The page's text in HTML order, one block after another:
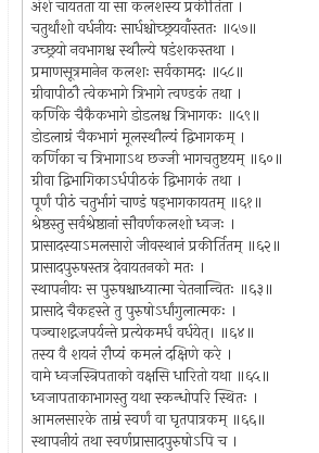
अंशे चायतता या सा कलशस्य प्रकीर्तिता ।
चतुर्थांशो वर्धनीयः सार्धश्चोच्छ्रयवाँस्ततः ॥५७॥
उच्छ्रयो नवभागश्च स्थौल्ये षडंशकस्तथा ।
प्रमाणसूत्रमानेन कलशः सर्वकामदः ॥५८॥
ग्रीवापीठौ त्वेकभागे त्रिभागे त्वण्डकं तथा ।
कर्णिके चैकैकभागे डोडलश्च त्रिभागकः ॥५९॥
डोडलाग्रं चैकभागं मूलस्थौल्यं द्विभागकम् ।
कर्णिका च त्रिभागाऽथ छज्जी भागचतुष्टयम् ॥६०॥
ग्रीवा द्विभागिकाऽर्धपीठकं द्विभागकं तथा ।
पूर्णं पीठं चतुर्भागं चाण्डं षड्भागकायतम् ॥६१॥
श्रेष्ठस्तु सर्वश्रेष्ठानां सौवर्णकलशो ध्वजः ।
प्रासादस्याऽमलसारो जीवस्थानं प्रकीर्तितम् ॥६२॥
प्रासादपुरुषस्तत्र देवायतनको मतः ।
स्थापनीयः स पुरुषश्चाध्यात्मा चेतनान्वितः ॥६३॥
प्रासादे चैकहस्ते तु पुरुषोऽर्धांगुलात्मकः ।
पञ्चाशद्गजपर्यन्ते प्रत्येकमर्धं वर्धयेत्। ॥६४॥
तस्य वै शयनं रौप्यं कमलं दक्षिणे करे ।
वामे ध्वजस्त्रिपताको वक्षसि धारितो यथा ॥६५॥
ध्वजापताकाभागस्तु यथा स्कन्धोपरि स्थितः ।
आमलसारके ताम्रं स्वर्णं वा घृतपात्रकम् ॥६६॥
स्थापनीयं तथा स्वर्णप्रासादपुरुषोऽपि च ।